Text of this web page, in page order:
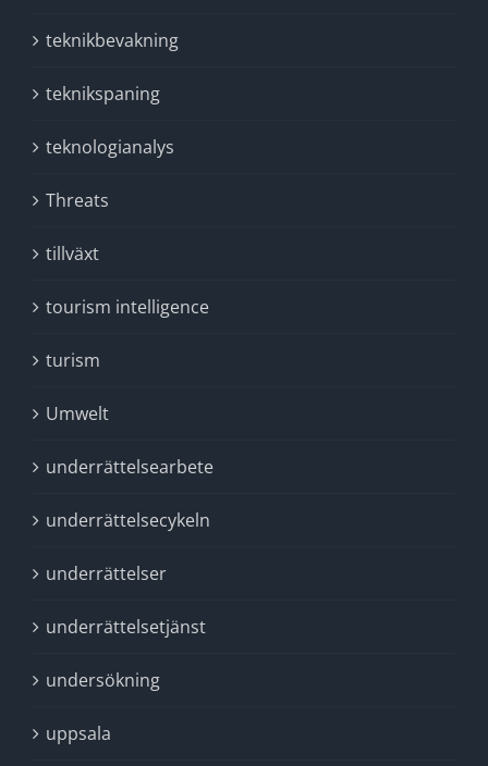
teknikbevakning
teknikspaning
teknologianalys
Threats
tillväxt
tourism intelligence
turism
Umwelt
underrättelsearbete
underrättelsecykeln
underrättelser
underrättelsetjänst
undersökning
uppsala